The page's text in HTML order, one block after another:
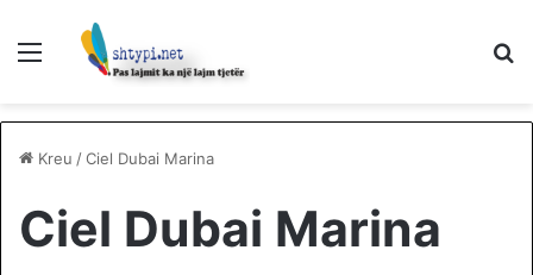
Menu
Kreu /Ciel Dubai Marina
Ciel Dubai Marina